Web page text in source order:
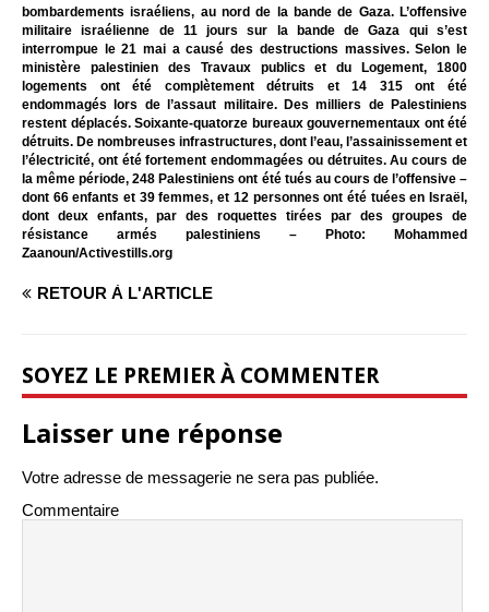
bombardements israéliens, au nord de la bande de Gaza. L’offensive
militaire israélienne de 11 jours sur la bande de Gaza qui s’est
interrompue le 21 mai a causé des destructions massives. Selon le
ministère palestinien des Travaux publics et du Logement, 1800
logements ont été complètement détruits et 14 315 ont été
endommagés lors de l’assaut militaire. Des milliers de Palestiniens
restent déplacés. Soixante-quatorze bureaux gouvernementaux ont été
détruits. De nombreuses infrastructures, dont l’eau, l’assainissement et
l’électricité, ont été fortement endommagées ou détruites. Au cours de
la même période, 248 Palestiniens ont été tués au cours de l’offensive –
dont 66 enfants et 39 femmes, et 12 personnes ont été tuées en Israël,
dont deux enfants, par des roquettes tirées par des groupes de
résistance armés palestiniens – Photo: Mohammed
Zaanoun/Activestills.org
RETOUR À L'ARTICLE
SOYEZ LE PREMIER À COMMENTER
Laisser une réponse
Votre adresse de messagerie ne sera pas publiée.
Commentaire